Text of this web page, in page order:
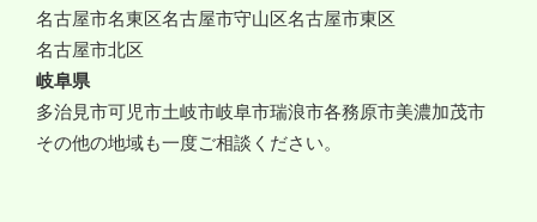
名古屋市名東区名古屋市守山区名古屋市東区
名古屋市北区
岐阜県
多治見市可児市土岐市岐阜市瑞浪市各務原市美濃加茂市
その他の地域も一度ご相談ください。